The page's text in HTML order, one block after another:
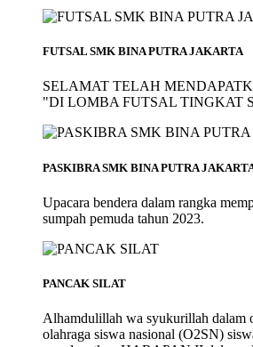
FUTSAL SMK BINA PUTRA JAKARTA
SELAMAT TELAH
"DI LOMBA FUTSAL TINGKAT
PASKIBRA SMK BINA PUTRA
Upacara bendera dalam rangka
sumpah pemuda tahun 2023.
PANCAK SILAT
Alhamdulillah wa syukurillah dalam
olahraga siswa nasional (O2SN)